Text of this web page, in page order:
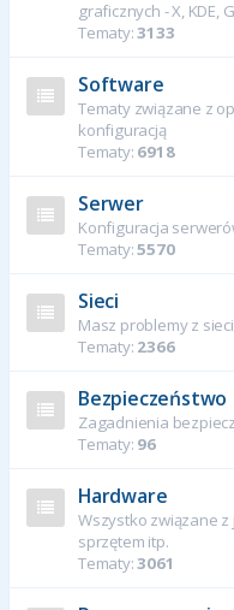
graficznych - X, KDE,
Tematy:3133
Software
Tematy związane z
konfiguracją
Tematy: 6918
Serwer
Konfiguracja
Tematy:5570
Sieci
Masz problemy z
Tematy: 2366
Bezpieczeństwo
Zagadnienia
Tematy: 96
Hardware
Wszystko związane
sprzętem itp.
Tematy:3061